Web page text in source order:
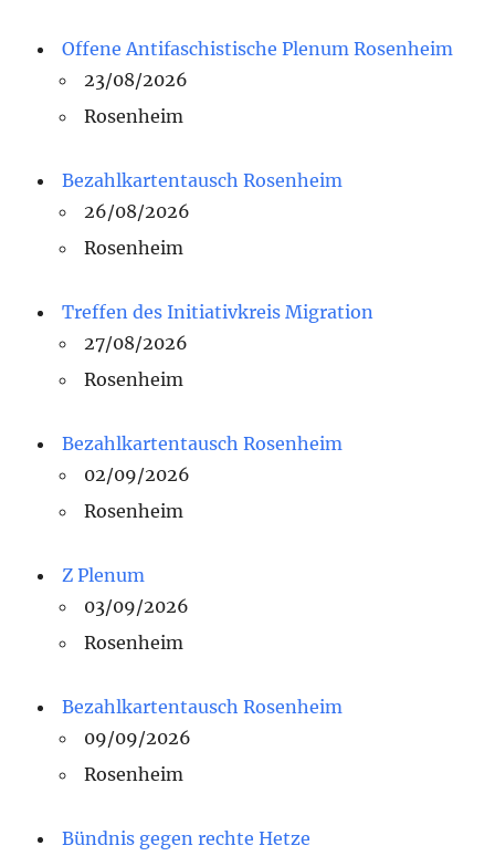
Offene Antifaschistische Plenum Rosenheim
23/08/2026
Rosenheim
Bezahlkartentausch Rosenheim
26/08/2026
Rosenheim
Treffen des Initiativkreis Migration
27/08/2026
Rosenheim
Bezahlkartentausch Rosenheim
02/09/2026
Rosenheim
Z Plenum
03/09/2026
Rosenheim
Bezahlkartentausch Rosenheim
09/09/2026
Rosenheim
Bündnis gegen rechte Hetze